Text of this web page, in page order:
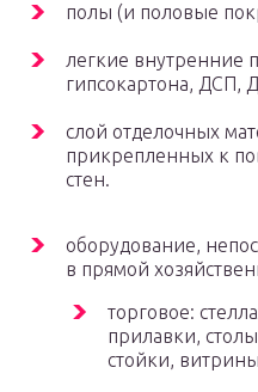
полы (и половые
легкие внутренние
гипсокартона, ДСП,
слой отделочных
прикрепленных к
стен.
оборудование,
в прямой
торговое:
прилавки,
стойки,